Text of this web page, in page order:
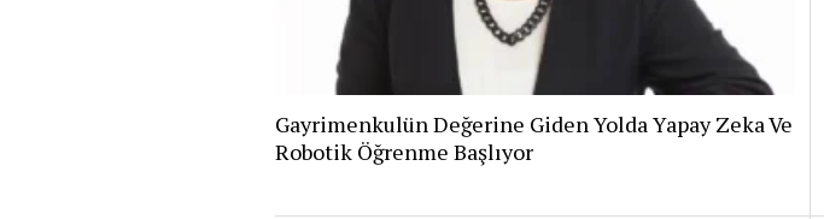
Gayrimenkulün Değerine Giden Yolda Yapay Zeka Ve
Robotik Öğrenme Başlıyor